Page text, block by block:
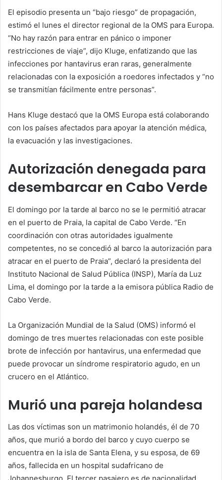
El episodio presenta un “bajo riesgo” de propagación,
estimó el lunes el director regional de la OMS para Europa.
“No hay razón para entrar en pánico o imponer
restricciones de viaje”, dijo Kluge, enfatizando que las
infecciones por hantavirus eran raras, generalmente
relacionadas con la exposición a roedores infectados y “no
se transmitían fácilmente entre personas”.
Hans Kluge destacó que la OMS Europa está colaborando
con los países afectados para apoyar la atención médica,
la evacuación y las investigaciones.
Autorización denegada para
desembarcar en Cabo Verde
El domingo por la tarde al barco no se le permitió atracar
en el puerto de Praia, la capital de Cabo Verde. “En
coordinación con otras autoridades igualmente
competentes, no se concedió al barco la autorización para
atracar en el puerto de Praia”, declaró la presidenta del
Instituto Nacional de Salud Pública (INSP), María da Luz
Lima, el domingo por la tarde a la emisora ​​pública Radio de
Cabo Verde.
La Organización Mundial de la Salud (OMS) informó el
domingo de tres muertes relacionadas con este posible
brote de infección por hantavirus, una enfermedad que
puede provocar un síndrome respiratorio agudo, en un
crucero en el Atlántico.
Murió una pareja holandesa
Las dos víctimas son un matrimonio holandés, él de 70
años, que murió a bordo del barco y cuyo cuerpo se
encuentra en la isla de Santa Elena, y su esposa, de 69
años, fallecida en un hospital sudafricano de